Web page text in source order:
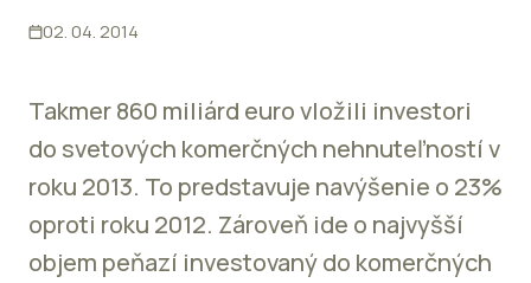
02. 04. 2014
Takmer 860 miliárd euro vložili investori
do svetových komerčných nehnuteľností v
roku 2013. To predstavuje navýšenie o 23%
oproti roku 2012. Zároveň ide o najvyšší
objem peňazí investovaný do komerčných